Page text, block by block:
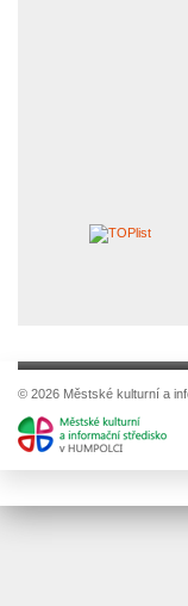
© 2026 Městské kulturní a